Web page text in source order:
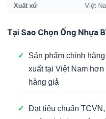
Xuất xứ Việt
Tại Sao Chọn Ống Nhựa
✓
Sản phẩm chính
xuất tại Việt Nam
hàng giả
✓ Đạt tiêu chuẩn